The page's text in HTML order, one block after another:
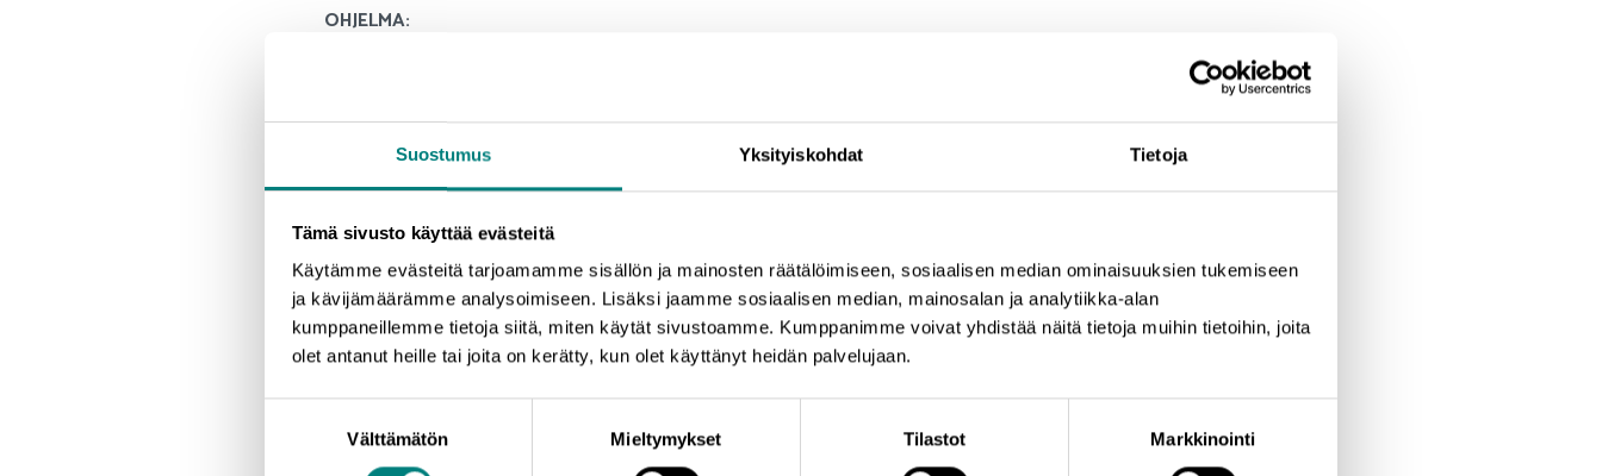
Suostumus Yksityiskohdat Tietoja
Tämä sivusto käyttää evästeitä
Käytämme evästeitä tarjoamamme sisällön ja mainosten räätälöimiseen, sosiaalisen median ominaisuuksien tukemiseen
ja kävijämäärämme analysoimiseen. Lisäksi jaamme sosiaalisen median, mainosalan ja analytiikka-alan
kumppaneillemme tietoja siitä, miten käytät sivustoamme. Kumppanimme voivat yhdistää näitä tietoja muihin tietoihin, joita
olet antanut heille tai joita on kerätty, kun olet käyttänyt heidän palvelujaan.
Välttämätön Mieltymykset Tilastot Markkinointi
OHJELMA:
Klo 8.40 Finnveran rahoitusmahdollisuudet kansainvälistyvälle yritykselle, aluepäällikkö Pia Kiuru,
Zerbe, ELY -keskus
Klo 9.20 Kysymyksiä asiantuntijoille
Osallistujilla on ainutlaatuinen tilaisuus kuulla alan asiantuntijoilta ajankohtaista tietoa ja saada vastauksia kysymyksiinsä
kansainvälisen rahoituksen mahdollisuuksista.
Ilmoittaudu tästä
Tämä tilaisuus on osa Kasvun verkoston tapahtumasarjaa ja on täysin maksuton.